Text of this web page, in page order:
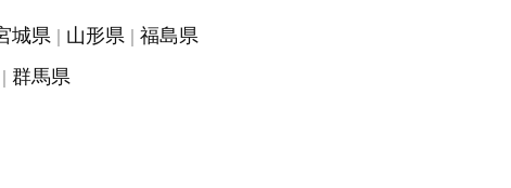
城県 山形県
福島県
群馬県